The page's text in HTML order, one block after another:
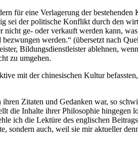
für eine Verlagerung der
sei der politische Konflikt durch den
nicht ge- oder verkauft werden kann,
werden.“ (übersetzt nach
Bildungsdienstleister ablehnen,
zu umgehen.
mit der chinesischen Kultur
Zitaten und Gedanken war, so
die Inhalte ihrer Philosophie hingegen
ich die Lektüre des englischen
sondern auch, weil sie mir aktueller